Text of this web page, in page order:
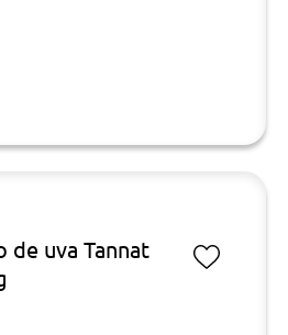
de uva Tannat